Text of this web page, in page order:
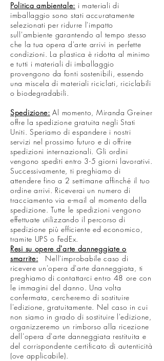
Politica ambientale: i materiali di
imballaggio sono stati accuratamente
selezionati per ridurre l'impatto
sull'ambiente garantendo al tempo stesso
che la tua opera d'arte arrivi in perfette
condizioni. La plastica è ridotta al minimo
e tutti i materiali di imballaggio
provengono da fonti sostenibili, essendo
una miscela di materiali riciclati, riciclabili
o biodegradabili.
Spedizione: Al momento, Miranda Greiner
offre la spedizione gratuita negli Stati
Uniti. Speriamo di espandere i nostri
servizi nel prossimo futuro e di offrire
spedizioni internazionali. Gli ordini
vengono spediti entro 3-5 giorni lavorativi.
Successivamente, ti preghiamo di
attendere fino a 2 settimane affinché il tuo
ordine arrivi. Riceverai un numero di
tracciamento via e-mail al momento della
spedizione. Tutte le spedizioni vengono
effettuate utilizzando il percorso di
spedizione più efficiente ed economico,
tramite UPS o FedEx.
Resi su opere d'arte danneggiate o
smarrite:
Nell'improbabile caso di
ricevere un'opera d'arte danneggiata, ti
preghiamo di contattarci entro 48 ore con
le immagini del danno. Una volta
confermata, cercheremo di sostituire
l'edizione, gratuitamente. Nel caso in cui
non siamo in grado di sostituire l'edizione,
organizzeremo un rimborso alla ricezione
dell'opera d'arte danneggiata restituita e
del corrispondente certificato di autenticità
(ove applicabile).